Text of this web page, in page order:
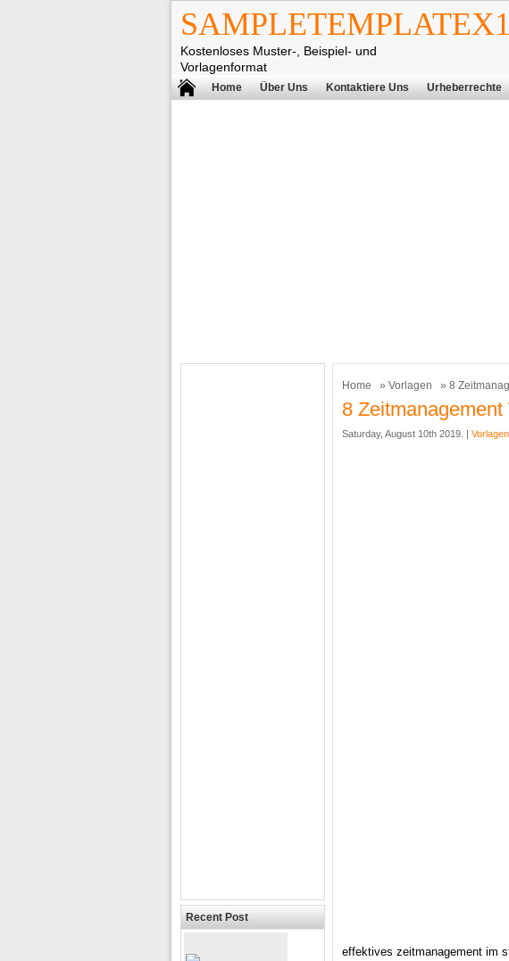
Kostenloses Muster-, Beispiel- und
Vorlagenformat
Home Über Uns Kontaktiere Uns Urheberrechte
Home » Vorlagen » 8
8
Saturday, August 10th 2019. | Vorlagen
effektives zeitmanagement im
Recent Post